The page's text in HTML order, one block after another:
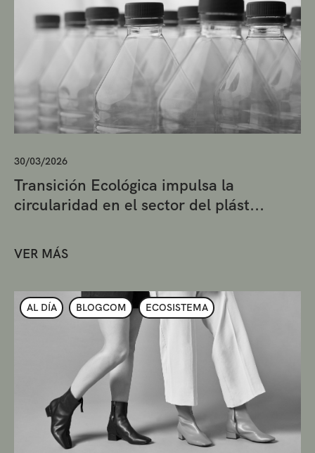
30/03/2026
Transición Ecológica impulsa la
circularidad en el sector del plást...
VER MÁS
AL DÍA BLOGCOM ECOSISTEMA